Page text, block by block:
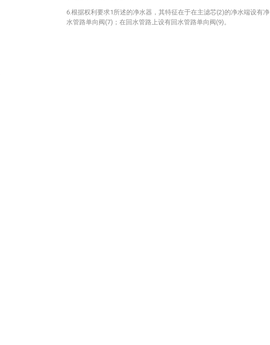
6.根据权利要求1所述的净水器，其特征在于在主滤芯(2)的净水端设有净
水管路单向阀(7)；在回水管路上设有回水管路单向阀(9)。